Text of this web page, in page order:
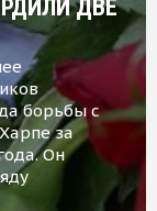
ДВЕ
борьбы с
за
Он